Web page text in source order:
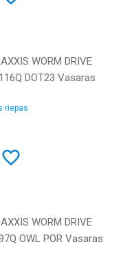
WORM DRIVE
DOT23 Vasaras
riepas
WORM DRIVE
OWL POR Vasaras